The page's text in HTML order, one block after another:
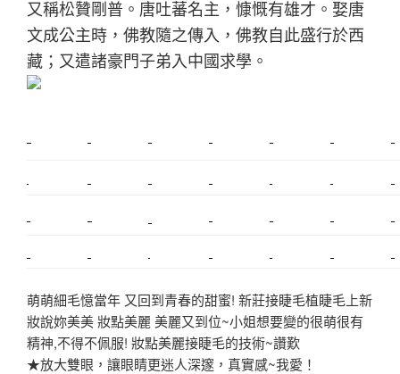
又稱松贊剛普。唐吐蕃名主，慷慨有雄才。娶唐
文成公主時，佛教隨之傳入，佛教自此盛行於西
藏；又遣諸豪門子弟入中國求學。
萌萌細毛憶當年 又回到青春的甜蜜! 新莊接睫毛植睫毛上新
妝說妳美美 妝點美麗 美麗又到位~小姐想要變的很萌很有
精神,不得不佩服! 妝點美麗接睫毛的技術~讚歎
★放大雙眼，讓眼睛更迷人深邃，真實感~我愛！